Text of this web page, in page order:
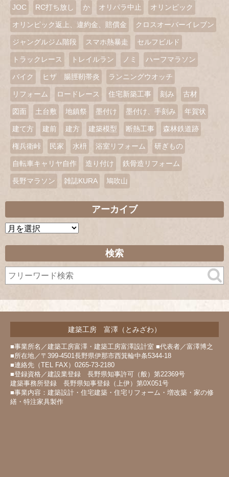
JOC RC打ち放し か オリパラ中止 オリンピック
オリンピック返上、違約金、賠償金 クロスオーバーイレブン
ジャングルジム階段 スマホ熱暴走 セルフビルド
トラックレース トレイルラン ノミ ハーフマラソン
バイク ヒザ 腸脛靭帯炎 ランニングウオッチ
リフォーム ロードレース 住宅新築工事 刻み 古材
図面 土台敷 地鎮祭 墨付け 墨付け、手刻み 年賀状
建て方 建前 建方 建築模型 断熱工事 森林鉄道跡
権兵衛峠 民家 水枡 浴室リフォーム 研ぎもの
自転車キャリヤ自作 造り付け 鉄骨造リフォーム
長野マラソン 雑誌KURA 鳩吹山
アーカイブ
ア
イ
ブ
検索
建築工房 富澤（とみざわ）
■事業所名／建築工房富澤・建築工房富澤設計室 ■代表者／富澤博之
■所在地／〒399-4501長野県伊那市西箕輪中条5344-18
■連絡先（TEL FAX）0265-73-2180
■登録資格／建設業登録 長野県知事許可（般）第22369号
建築事務所登録 長野県知事登録（上伊）第0X051号
■事業内容：建築設計・住宅建築・住宅リフォーム・増改築・家の修
繕・特注家具製作